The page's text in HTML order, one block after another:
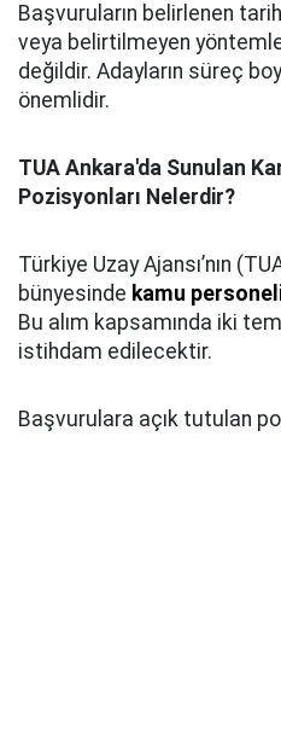
Başvuruların belirlenen
veya belirtilmeyen
değildir. Adayların süreç
önemlidir.
TUA Ankara'da Sunulan
Pozisyonları Nelerdir?
Türkiye Uzay Ajansı’nın
bünyesinde kamu
Bu alım kapsamında iki
istihdam edilecektir.
Başvurulara açık tutulan